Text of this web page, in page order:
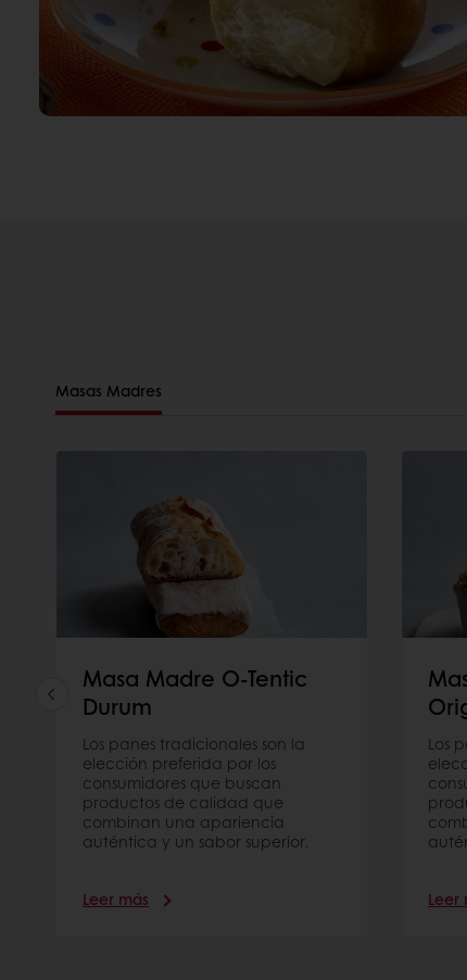
Masas Madres
Masa Madre O-Tentic
Durum
Los panes tradicionales son la
elección preferida por los
consumidores que buscan
productos de calidad que
combinan una apariencia
auténtica y un sabor superior.
Leer más
Los
Leer